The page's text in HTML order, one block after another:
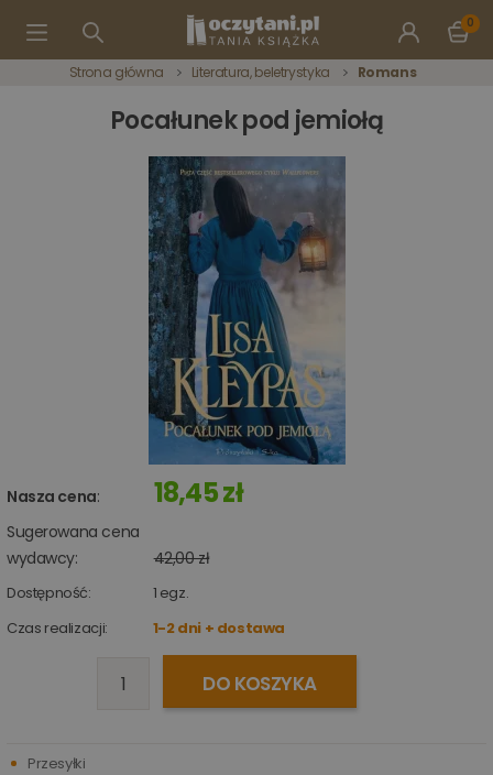
0
Strona główna Literatura, beletrystyka Romans
Pocałunek pod jemiołą
Nasza cena: 18,45 zł
Sugerowana cena
wydawcy:
42,00 zł
Dostępność: 1 egz.
Czas realizacji:
1-2 dni + dostawa
DO KOSZYKA
Przesyłki